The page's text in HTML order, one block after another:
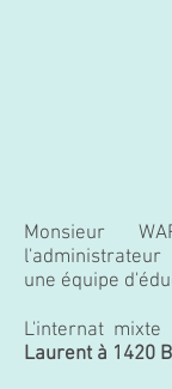
Monsieur
une équipe
L'internat mixte
Laurent à 1420